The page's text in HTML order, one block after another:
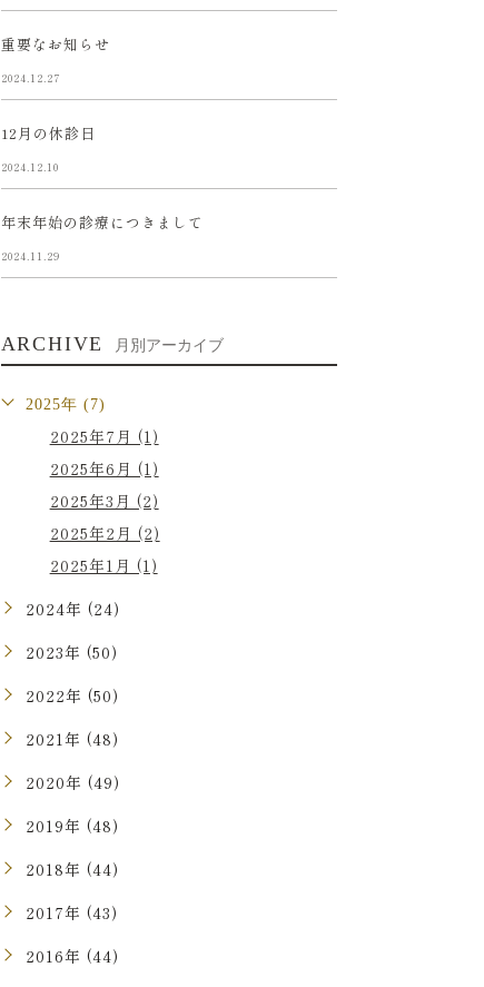
重要なお知らせ
2024.12.27
12月の休診日
2024.12.10
年末年始の診療につきまして
2024.11.29
ARCHIVE 月別アーカイブ
2025年 (7)
2025年7月 (1)
2025年6月 (1)
2025年3月 (2)
2025年2月 (2)
2025年1月 (1)
2024年 (24)
2023年 (50)
2022年 (50)
2021年 (48)
2020年 (49)
2019年 (48)
2018年 (44)
2017年 (43)
2016年 (44)